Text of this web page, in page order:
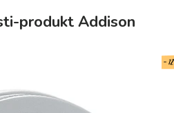
produkt Addison
-